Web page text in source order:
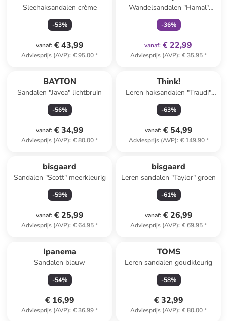
Sleehaksandalen crème
-53%
vanaf: € 43,99
Adviesprijs (AVP): € 95,00*
Wandelsandalen "Hamal"
crème/kaki
-36%
vanaf: € 22,99
Adviesprijs (AVP): € 35,95*
BAYTON
Sandalen "Javea" lichtbruin
-56%
vanaf: € 34,99
Adviesprijs (AVP): € 80,00*
Think!
Leren haksandalen "Traudi"
zwart
-63%
vanaf: € 54,99
Adviesprijs (AVP): € 149,90*
bisgaard
Sandalen "Scott" meerkleurig
-59%
vanaf: € 25,99
Adviesprijs (AVP): € 64,95*
bisgaard
Leren sandalen "Taylor" groen
-61%
vanaf: € 26,99
Adviesprijs (AVP): € 69,95*
Ipanema
Sandalen blauw
-54%
€ 16,99
Adviesprijs (AVP): € 36,99*
TOMS
Leren sandalen goudkleurig
-58%
€ 32,99
Adviesprijs (AVP): € 80,00*